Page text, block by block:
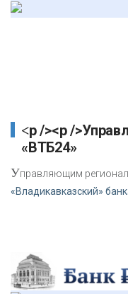
<p /><p />Управляющим региональным -
«ВТБ24»
Управляющим
«Владикавказский»